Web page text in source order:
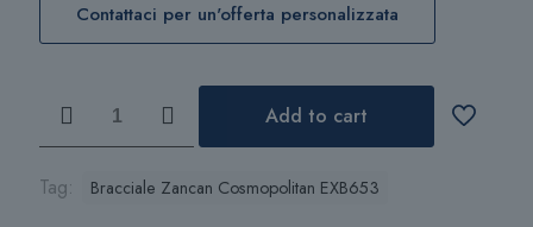
Contattaci per un'offerta personalizzata
Zancan
Cosmopolitan
EXB653
Add to cart
Tag: Bracciale Zancan Cosmopolitan EXB653